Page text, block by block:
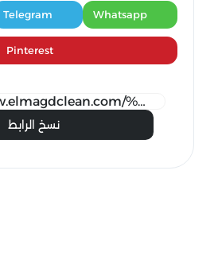
Whatsapp
Telegram
Pinterest
نسخ الرابط